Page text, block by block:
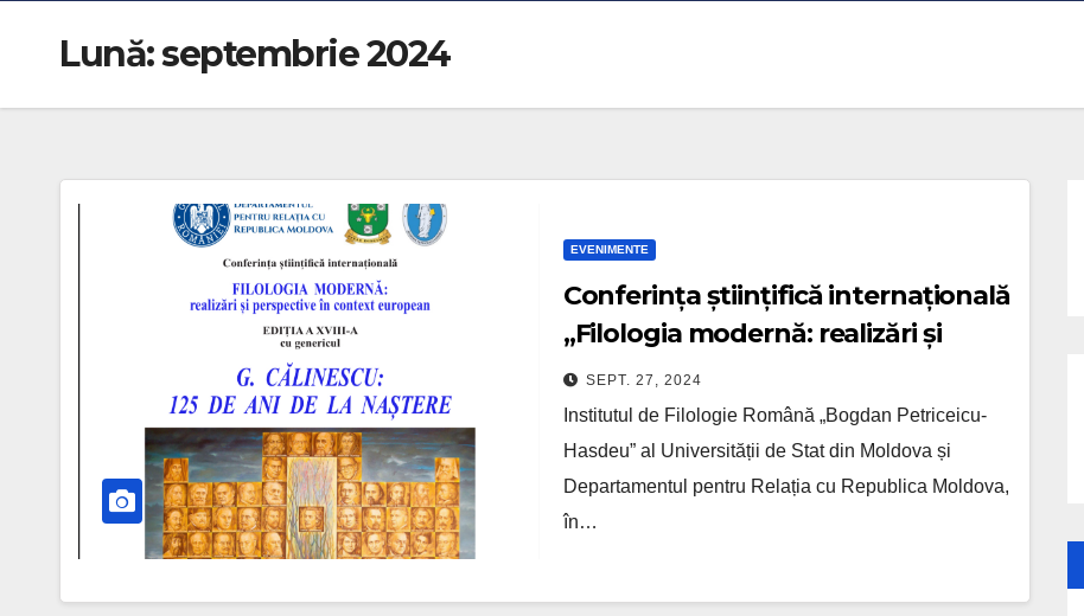
Lună:septembrie 2024
EVENIMENTE
Conferința științifică internațională
„Filologia modernă: realizări și
perspective în context european”,
ediția a XVIII-a, cu genericul „G.
Călinescu: 125 de ani de la naștere”.
SEPT. 27, 2024
Institutul de Filologie Română „Bogdan Petriceicu-
Hasdeu” al Universității de Stat din Moldova și
Departamentul pentru Relația cu Republica Moldova,
în…